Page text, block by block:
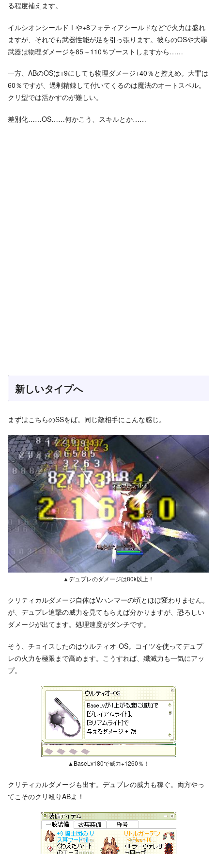
る程度補えます。
イルシオンシールドⅠや+8フォティアシールドなどで火力は盛れ
ますが、それでも武器性能が足を引っ張ります。彼らのOSや大罪
武器は物理ダメージを85～110％ブーストしますから……
一方、ABのOSは+9にしても物理ダメージ+40％と控えめ。大罪は
60％ですが、過剰精錬して付いてくるのは魔法のオートスペル。
クリ型では活かすのが難しい。
差別化……OS……何かこう、スキルとか……
新しいタイプへ
まずはこちらのSSをば。同じ敵相手にこんな感じ。
▲デュプレのダメージは80k以上！
クリティカルダメージ自体はVハンマーの頃とほぼ変わりません。
が、デュプレ追撃の威力を見てもらえば分かりますが、恐ろしい
ダメージが出てます。処理速度がダンチです。
そう、チョイスしたのはウルティオ-OS。コイツを使ってデュプ
レの火力を極限まで高めます。こうすれば、殲滅力も一気にアッ
プ。
▲BaseLv180で威力+1260％！
クリティカルダメージも出す。デュプレの威力も稼ぐ。両方やっ
てこそのクリ殴りABよ！